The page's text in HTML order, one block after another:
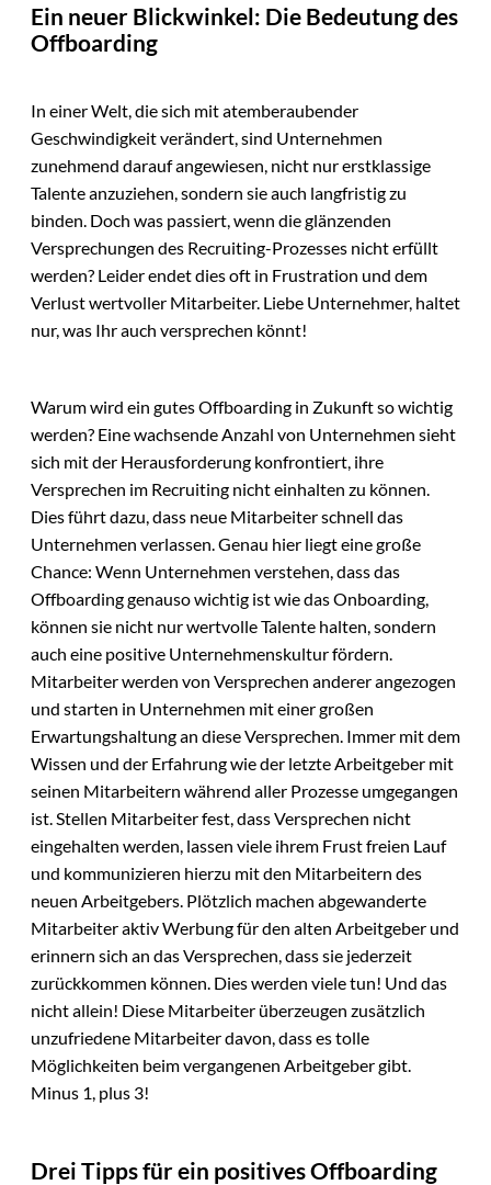
Ein neuer Blickwinkel: Die Bedeutung des
Offboarding
In einer Welt, die sich mit atemberaubender
Geschwindigkeit verändert, sind Unternehmen
zunehmend darauf angewiesen, nicht nur erstklassige
Talente anzuziehen, sondern sie auch langfristig zu
binden. Doch was passiert, wenn die glänzenden
Versprechungen des Recruiting-Prozesses nicht erfüllt
werden? Leider endet dies oft in Frustration und dem
Verlust wertvoller Mitarbeiter. Liebe Unternehmer, haltet
nur, was Ihr auch versprechen könnt!
Warum wird ein gutes Offboarding in Zukunft so wichtig
werden? Eine wachsende Anzahl von Unternehmen sieht
sich mit der Herausforderung konfrontiert, ihre
Versprechen im Recruiting nicht einhalten zu können.
Dies führt dazu, dass neue Mitarbeiter schnell das
Unternehmen verlassen. Genau hier liegt eine große
Chance: Wenn Unternehmen verstehen, dass das
Offboarding genauso wichtig ist wie das Onboarding,
können sie nicht nur wertvolle Talente halten, sondern
auch eine positive Unternehmenskultur fördern.
Mitarbeiter werden von Versprechen anderer angezogen
und starten in Unternehmen mit einer großen
Erwartungshaltung an diese Versprechen. Immer mit dem
Wissen und der Erfahrung wie der letzte Arbeitgeber mit
seinen Mitarbeitern während aller Prozesse umgegangen
ist. Stellen Mitarbeiter fest, dass Versprechen nicht
eingehalten werden, lassen viele ihrem Frust freien Lauf
und kommunizieren hierzu mit den Mitarbeitern des
neuen Arbeitgebers. Plötzlich machen abgewanderte
Mitarbeiter aktiv Werbung für den alten Arbeitgeber und
erinnern sich an das Versprechen, dass sie jederzeit
zurückkommen können. Dies werden viele tun! Und das
nicht allein! Diese Mitarbeiter überzeugen zusätzlich
unzufriedene Mitarbeiter davon, dass es tolle
Möglichkeiten beim vergangenen Arbeitgeber gibt.
Minus 1, plus 3!
Drei Tipps für ein positives Offboarding